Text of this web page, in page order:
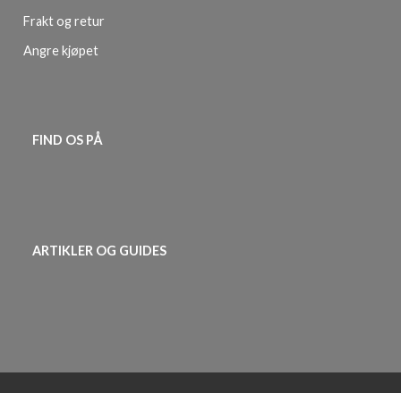
Frakt og retur
Angre kjøpet
FIND OS PÅ
ARTIKLER OG GUIDES